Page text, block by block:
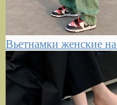
Вьетнамки женские